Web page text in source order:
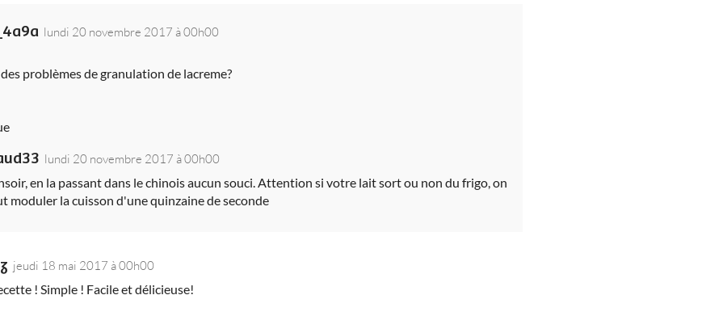
lundi 20 novembre 2017 à 00h00
problèmes de granulation de lacreme?
lundi 20 novembre 2017 à 00h00
en la passant dans le chinois aucun souci. Attention si votre lait sort ou non du frigo, on
moduler la cuisson d'une quinzaine de seconde
jeudi 18 mai 2017 à 00h00
! Simple ! Facile et délicieuse!